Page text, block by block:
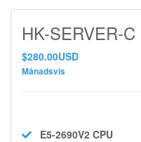
HK-SERVER-C
$280.00USD
Månadsvis
E5-2690V2 CPU